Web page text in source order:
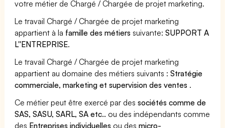
votre métier de Chargé / Chargée de projet marketing.
Le travail Chargé / Chargée de projet marketing
appartient à la famille des métiers suivante:SUPPORT A
L''ENTREPRISE.
Le travail Chargé / Chargée de projet marketing
appartient au domaine des métiers suivants :Stratégie
commerciale, marketing et supervision des ventes .
Ce métier peut être exercé par dessociétés comme de
SAS, SASU, SARL, SA etc.. ou des indépendants comme
des Entreprises individuelles ou desmicro-